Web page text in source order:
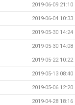
2019-06-09 21:10
2019-06-04 10:33
2019-05-30 14:24
2019-05-30 14:08
2019-05-22 10:22
2019-05-13 08:40
2019-05-06 12:20
2019-04-28 18:16